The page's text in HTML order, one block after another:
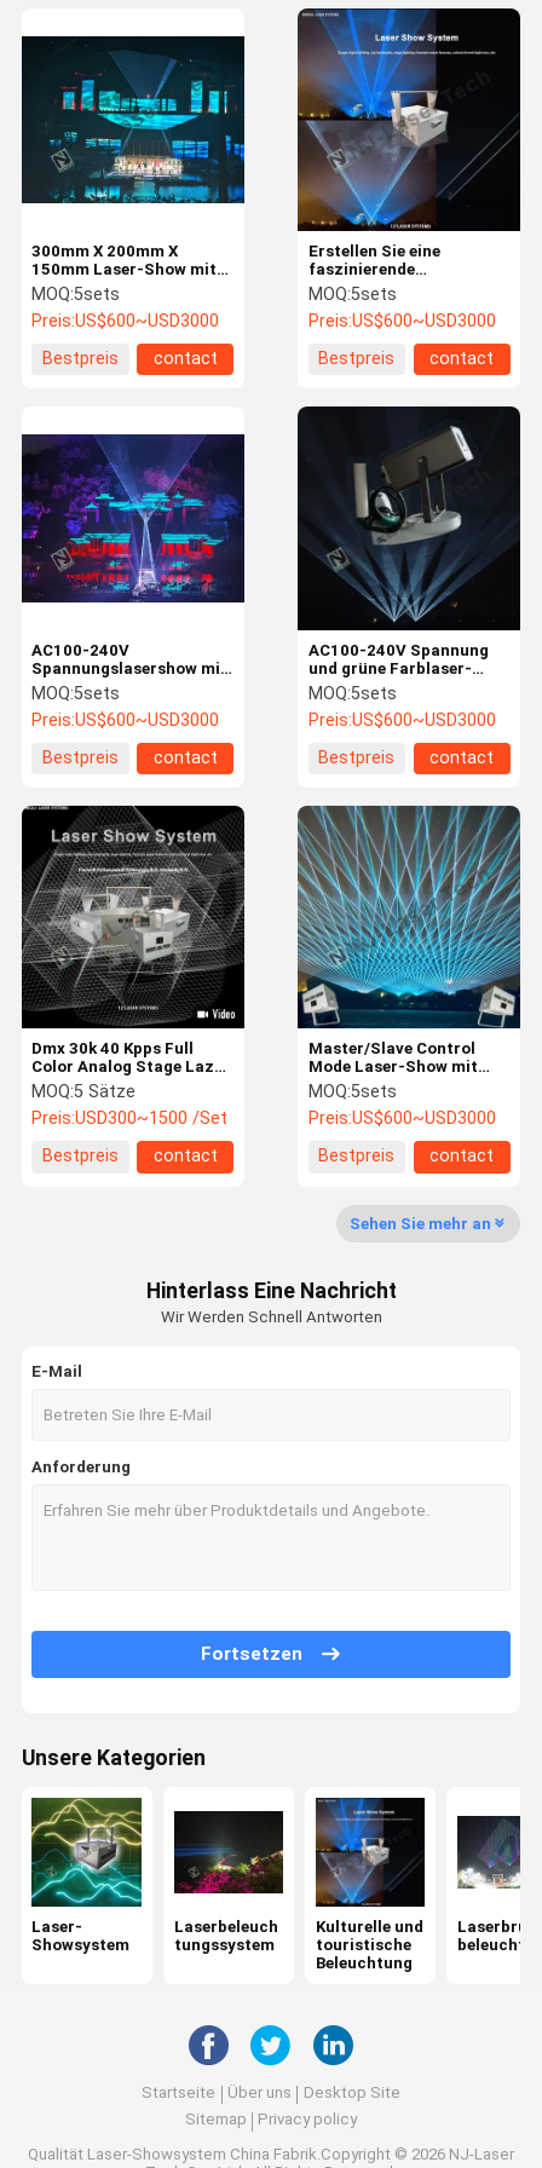
Startseite Produkte Videos Über Uns
Fabrik Tour
Qualitätskon
Trolle
Kontakt Nachrichten
Referenzen
Laser-Showsystem
Club-Laserlicht
Erstellen Sie eine
faszinierende
Atmosphäre mit einer
erstaunlichen Laser-
Licht-Show
MOQ:5sets
Preis:US$600~USD3000
Bestpreis
contact
300mm X 200mm X
150mm Laser-Show mit
blauer Farbe und
fortschrittlichem
Kühlsystem
MOQ:5sets
Preis:US$600~USD3000
Bestpreis
contact
AC100-240V Spannung
und grüne Farblaser-
Laser-Show mit SS304-
Material
MOQ:5sets
Preis:US$600~USD3000
Bestpreis
contact
AC100-240V
Spannungslasershow mit
60° Strahlwinkel und
individuellen Funktionen
MOQ:5sets
Preis:US$600~USD3000
Bestpreis
contact
Master/Slave Control
Mode Laser-Show mit
lebendigem RGB und
dauerhaftem SS304
MOQ:5sets
Preis:US$600~USD3000
Bestpreis
contact
Dmx 30k 40 Kpps Full
Color Analog Stage Lazer
Show Preis Rgb
Laserlicht Für Disco Dj
Party Nachtclub
MOQ:5 Sätze
Preis:USD300~1500 /Set
Bestpreis
contact
Sehen Sie mehr an
Hinterlass Eine Nachricht
Wir Werden Schnell Antworten
E-Mail
Anforderung
Fortsetzen
Unsere Kategorien
Laser-
Showsystem
Laserbeleuch
tungssystem
Kulturelle und
touristische
Beleuchtung
Startseite Über uns
Desktop Site
Sitemap
Privacy policy
Qualität Laser-Showsystem China Fabrik.Copyright © 2026 NJ-Laser